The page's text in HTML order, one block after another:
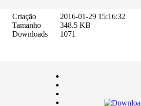
Criação
Tamanho
Downloads
2016-01-29 15:16:32
348.5 KB
1071